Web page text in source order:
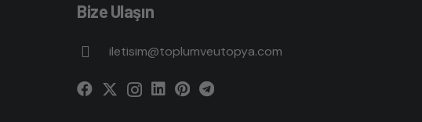
Bize Ulaşın
iletisim@toplumveutopya.com